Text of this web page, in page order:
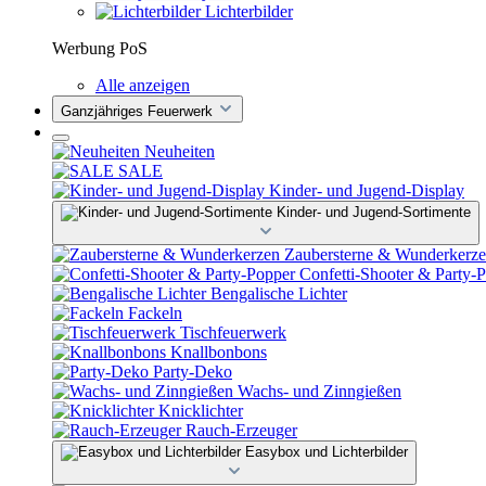
Lichterbilder
Werbung PoS
Alle anzeigen
Ganzjähriges Feuerwerk
Neuheiten
SALE
Kinder- und Jugend-Display
Kinder- und Jugend-Sortimente
Zaubersterne &
Confetti-Shooter & Party-
Bengalische Lichter
Fackeln
Tischfeuerwerk
Knallbonbons
Party-Deko
Wachs- und Zinngießen
Knicklichter
Rauch-Erzeuger
Easybox und Lichterbilder